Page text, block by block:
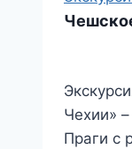
Чехии»
Праги с